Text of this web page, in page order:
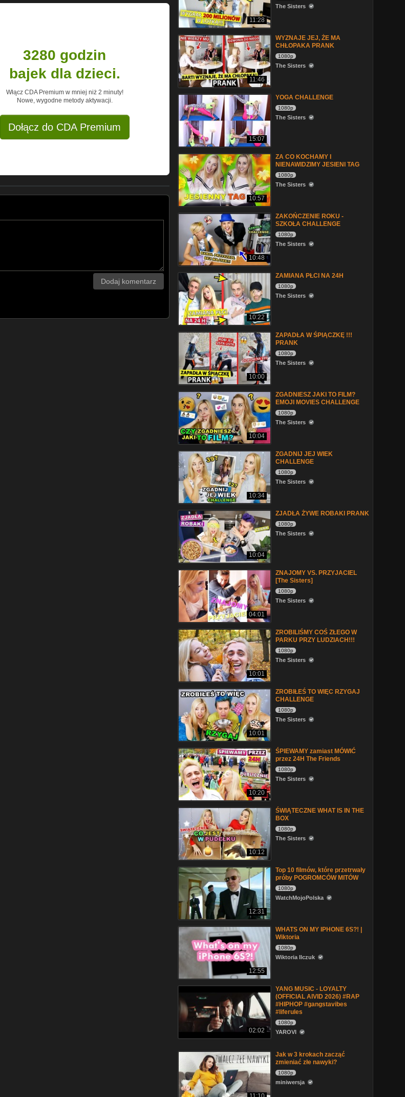
3280 godzin
bajek dla dzieci.
Włącz CDA Premium w mniej niż 2 minuty!
Nowe, wygodne metody aktywacji.
Dołącz do CDA Premium
Dodaj komentarz
11:28
The Sisters
11:46
WYZNAJE JEJ, ŻE MA
CHŁOPAKA PRANK
1080p
The Sisters
15:07
YOGA CHALLENGE
1080p
The Sisters
10:57
ZA CO KOCHAMY I
NIENAWIDZIMY JESIENI TAG
1080p
The Sisters
10:48
ZAKOŃCZENIE ROKU -
SZKOŁA CHALLENGE
1080p
The Sisters
10:22
ZAMIANA PŁCI NA 24H
1080p
The Sisters
10:00
ZAPADŁA W ŚPIĄCZKĘ !!!
PRANK
1080p
The Sisters
10:04
ZGADNIESZ JAKI TO FILM?
EMOJI MOVIES CHALLENGE
1080p
The Sisters
10:34
ZGADNIJ JEJ WIEK
CHALLENGE
1080p
The Sisters
10:04
ZJADŁA ŻYWE ROBAKI PRANK
1080p
The Sisters
04:01
ZNAJOMY VS. PRZYJACIEL
[The Sisters]
1080p
The Sisters
10:01
ZROBILIŚMY COŚ ZŁEGO W
PARKU PRZY LUDZIACH!!!
1080p
The Sisters
10:01
ZROBIŁEŚ TO WIĘC RZYGAJ
CHALLENGE
1080p
The Sisters
10:20
ŚPIEWAMY zamiast MÓWIĆ
przez 24H The Friends
1080p
The Sisters
10:12
ŚWIĄTECZNE WHAT IS IN THE
BOX
1080p
The Sisters
12:31
Top 10 filmów, które przetrwały
próby POGROMCÓW MITÓW
1080p
WatchMojoPolska
12:55
WHATS ON MY IPHONE 6S?! |
Wiktoria
1080p
Wiktoria Ilczuk
02:02
YANG MUSIC - LOYALTY
(OFFICIAL AIVID 2026) #RAP
#HIPHOP #gangstavibes
#liferules
1080p
YAROVI
Jak w 3 krokach zacząć
zmieniać złe nawyki?
1080p
miniwersja